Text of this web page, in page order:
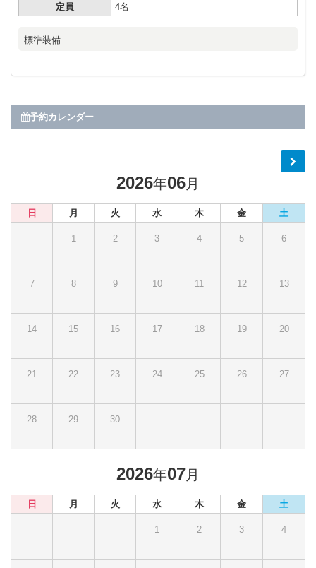
定員
4名
標準装備
予約カレンダー
2026年06月
日 月 火 水 木 金 土
1 2 3 4 5 6
7 8 9 10 11 12 13
14 15 16 17 18 19 20
21 22 23 24 25 26 27
28 29 30
2026年07月
日 月 火 水 木 金 土
1 2 3 4